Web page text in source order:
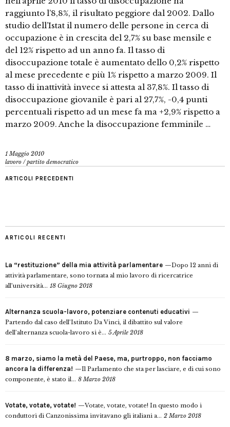
raggiunto l’8,8%, il risultato peggiore dal 2002. Dallo
studio dell’Istat il numero delle persone in cerca di
occupazione è in crescita del 2,7% su base mensile e
del 12% rispetto ad un anno fa. Il tasso di
disoccupazione totale è aumentato dello 0,2% rispetto
al mese precedente e più 1% rispetto a marzo 2009. Il
tasso di inattività invece si attesta al 37,8%. Il tasso di
disoccupazione giovanile è pari al 27,7%, -0,4 punti
percentuali rispetto ad un mese fa ma +2,9% rispetto a
marzo 2009. Anche la disoccupazione femminile …
1 Maggio 2010
lavoro /partito democratico
ARTICOLI PRECEDENTI
ARTICOLI RECENTI
La “restituzione” della mia attività parlamentare
Dopo 12 anni di
attività parlamentare, sono tornata al mio lavoro di ricercatrice
all’università... 18 Giugno 2018
Alternanza scuola-lavoro, potenziare contenuti educativi
Partendo dal caso dell’Istituto Da Vinci, il dibattito sul valore
dell’alternanza scuola-lavoro si è... 5 Aprile 2018
8 marzo, siamo la metà del Paese, ma, purtroppo, non facciamo
ancora la differenza!
Il Parlamento che sta per lasciare, e di cui sono
componente, è stato il... 8 Marzo 2018
Votate, votate, votate!
Votate, votate, votate! In questo modo i
conduttori di Canzonissima invitavano gli italiani a... 2 Marzo 2018